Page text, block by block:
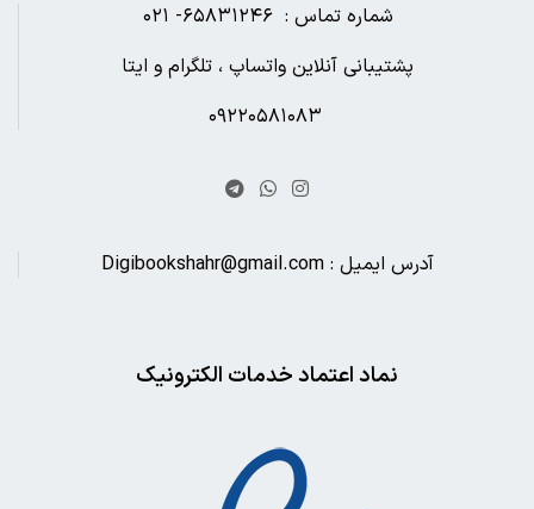
شماره تماس : ۶۵۸۳۱۲۴۶- ۰۲۱
پشتیبانی آنلاین واتساپ ، تلگرام و ایتا
آدرس ایمیل : Digibookshahr@gmail.com
نماد اعتماد خدمات الکترونیک